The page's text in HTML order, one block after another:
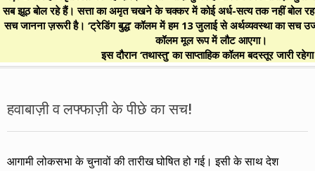
अर्थकाम।।
BE
FINANCIALLY
CLEVER!
सब झूठ बोल रहे हैं। सत्ता का अमृत चखने के चक्कर में कोई अर्ध-सत्य तक नहीं बोल
सच जानना ज़रूरी है। ‘ट्रेडिंग बुद्ध’ कॉलम में हम 13 जुलाई से अर्थव्यवस्था का सच
कॉलम मूल रूप में लौट आएगा।
इस दौरान ‘तथास्तु’ का साप्ताहिक कॉलम बदस्तूर जारी
Menu
हवाबाज़ी व लफ्फाज़ी के पीछे का सच!
आगामी लोकसभा के चुनावों की तारीख घोषित हो गई। इसी के साथ देश